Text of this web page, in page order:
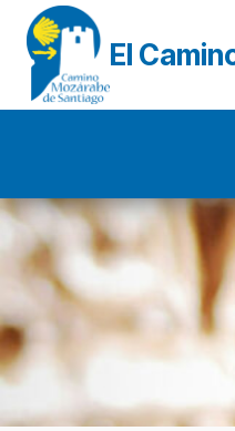
Saltar
contenido
El